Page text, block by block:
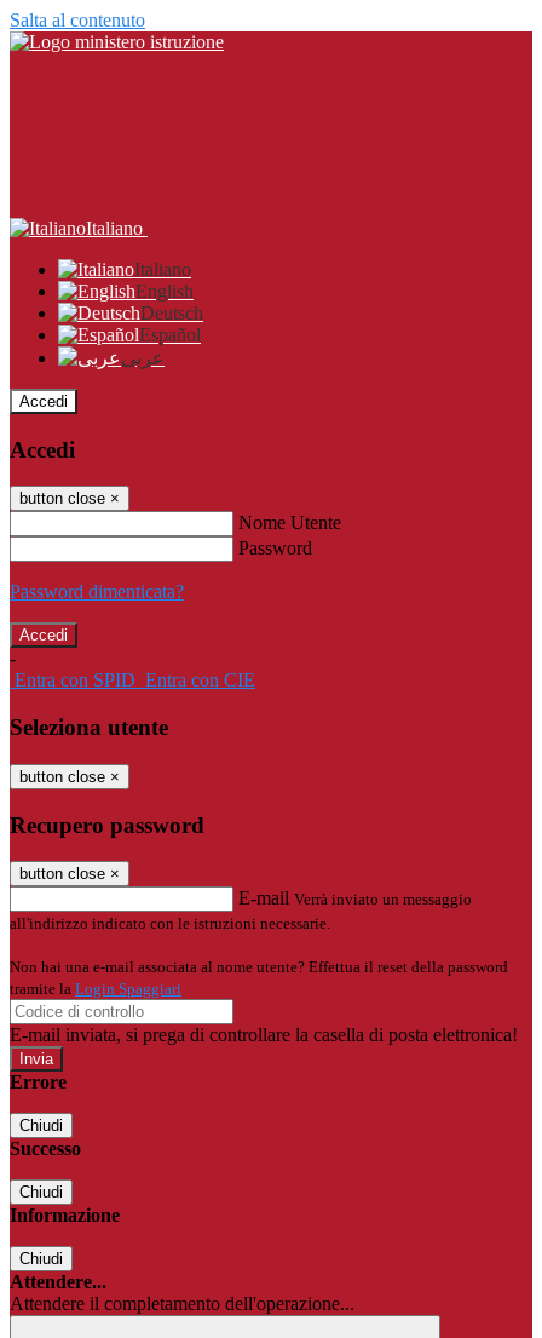
Salta al contenuto
Italiano
Italiano
English
Deutsch
Español
عربى
Accedi
Accedi
button close ×
Nome Utente
Password
Password dimenticata?
-
Entra con SPID Entra con CIE
Seleziona utente
button close ×
Recupero password
button close ×
E-mail Verrà inviato un messaggio
all'indirizzo indicato con le istruzioni necessarie.
Non hai una e-mail associata al nome utente? Effettua il reset della password
tramite la Login Spaggiari
E-mail inviata, si prega di controllare la casella di posta elettronica!
Errore
Chiudi
Successo
Chiudi
Informazione
Chiudi
Attendere...
Attendere il completamento dell'operazione...